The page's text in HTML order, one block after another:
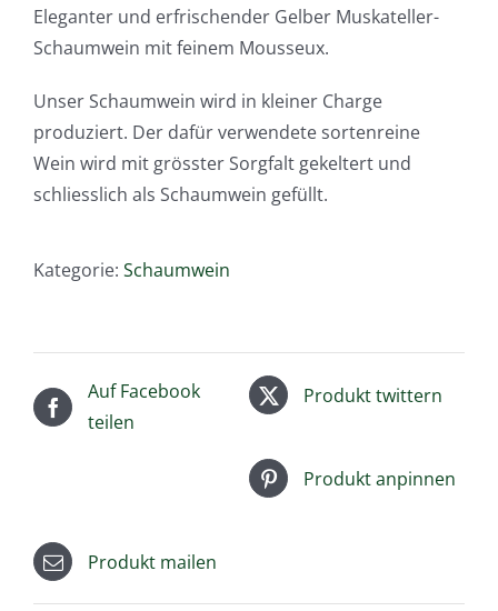
Eleganter und erfrischender Gelber Muskateller-
Schaumwein mit feinem Mousseux.
Unser Schaumwein wird in kleiner Charge
produziert. Der dafür verwendete sortenreine
Wein wird mit grösster Sorgfalt gekeltert und
schliesslich als Schaumwein gefüllt.
Kategorie: Schaumwein
Auf Facebook
teilen
Produkt twittern
Produkt anpinnen
Produkt mailen